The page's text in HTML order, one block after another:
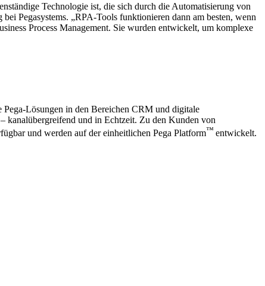
Technologie ist, die sich durch die Automatisierung von
Pegasystems. „RPA-Tools funktionieren dann am besten, wenn
Process Management. Sie wurden entwickelt, um komplexe
Lösungen in den Bereichen CRM und digitale
kanalübergreifend und in Echtzeit. Zu den Kunden von
und werden auf der einheitlichen Pega Platform™ entwickelt.